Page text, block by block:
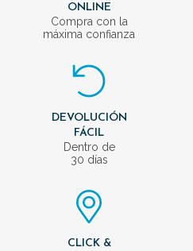
ONLINE
Compra con la
máxima confianza
DEVOLUCIÓN
FÁCIL
Dentro de
30 días
CLICK &